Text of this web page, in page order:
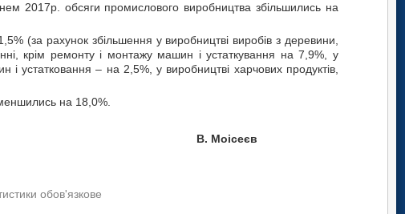
2017р. обсяги промислового виробництва збільшились на
(за рахунок збільшення у виробництві виробів з деревини,
крім ремонту і монтажу машин і устаткування на 7,9%, у
і устатковання – на 2,5%, у виробництві харчових продуктів,
на 18,0%.
В. Моісеєв
обов'язкове